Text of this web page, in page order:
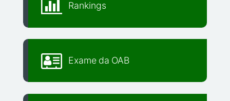
Rankings
Exame da OAB